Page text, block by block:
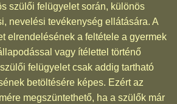
szülői felügyelet során, különös
nevelési tevékenység ellátására. A
elrendelésének a feltétele a gyermek
vagy ítélettel történő
felügyelet csak addig tartható
betöltésére képes. Ezért az
megszüntethető, ha a szülők már